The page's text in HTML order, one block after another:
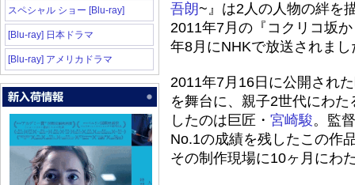
スペシャル ショー [Blu-ray]
[Blu-ray] 日本ドラマ
[Blu-ray] アメリカドラマ
吾朗~』は2人の人物の絆を
2011年7月の『コクリコ坂
年8月にNHKで放送されまし
2011年7月16日に公開され
を舞台に、親子2世代にわ
したのは巨匠・ 宮崎駿。監
No.1の成績を残したこの作
その制作現場に10ヶ月にわ